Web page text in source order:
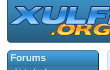
Forums